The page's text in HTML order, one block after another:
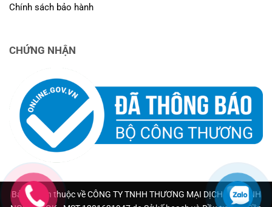
Chính sách bảo hành
CHỨNG NHẬN
Bản quyền thuộc về CÔNG TY TNHH THƯƠNG MẠI DỊCH VỤ HẠNH